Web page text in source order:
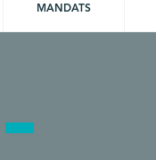
MANDATS